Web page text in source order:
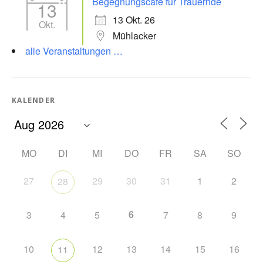
13
Okt.
13 Okt. 26
Mühlacker
alle Veranstaltungen …
KALENDER
MO DI MI DO FR SA SO
27 28 29 30 31 1 2
3 4 5 6 7 8 9
10 11 12 13 14 15 16